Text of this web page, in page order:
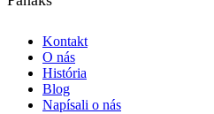
Kontakt
O nás
História
Blog
Napísali o nás